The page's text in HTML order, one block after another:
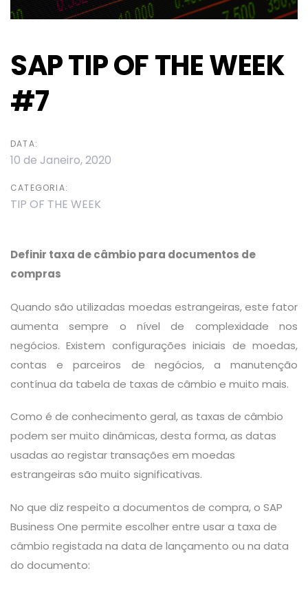
SAP TIP OF THE WEEK
#7
DATA:
10 de Janeiro, 2020
CATEGORIA:
TIP OF THE WEEK
Definir taxa de câmbio para documentos de
compras
Quando são utilizadas moedas estrangeiras, este fator
aumenta sempre o nível de complexidade nos
negócios. Existem configurações iniciais de moedas,
contas e parceiros de negócios, a manutenção
contínua da tabela de taxas de câmbio e muito mais.
Como é de conhecimento geral, as taxas de câmbio
podem ser muito dinâmicas, desta forma, as datas
usadas ao registar transações em moedas
estrangeiras são muito significativas.
No que diz respeito a documentos de compra, o SAP
Business One permite escolher entre usar a taxa de
câmbio registada na data de lançamento ou na data
do documento: